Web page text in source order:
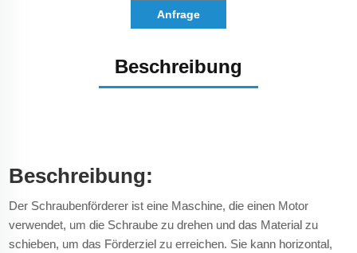
Anfrage
Beschreibung
Beschreibung:
Der Schraubenförderer ist eine Maschine, die einen Motor
verwendet, um die Schraube zu drehen und das Material zu
schieben, um das Förderziel zu erreichen. Sie kann horizontal,